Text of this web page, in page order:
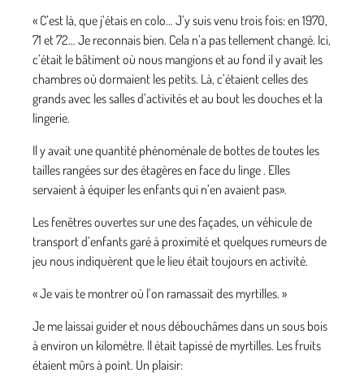
« C’est là, que j’étais en colo… J’y suis venu trois fois: en 1970,
71 et 72… Je reconnais bien. Cela n’a pas tellement changé. Ici,
c’était le bâtiment où nous mangions et au fond il y avait les
chambres où dormaient les petits. Là, c’étaient celles des
grands avec les salles d’activités et au bout les douches et la
lingerie.
Il y avait une quantité phénoménale de bottes de toutes les
tailles rangées sur des étagères en face du linge . Elles
servaient à équiper les enfants qui n’en avaient pas».
Les fenêtres ouvertes sur une des façades, un véhicule de
transport d’enfants garé à proximité et quelques rumeurs de
jeu nous indiquèrent que le lieu était toujours en activité.
« Je vais te montrer où l’on ramassait des myrtilles. »
Je me laissai guider et nous débouchâmes dans un sous bois
à environ un kilomètre. Il était tapissé de myrtilles. Les fruits
étaient mûrs à point. Un plaisir: